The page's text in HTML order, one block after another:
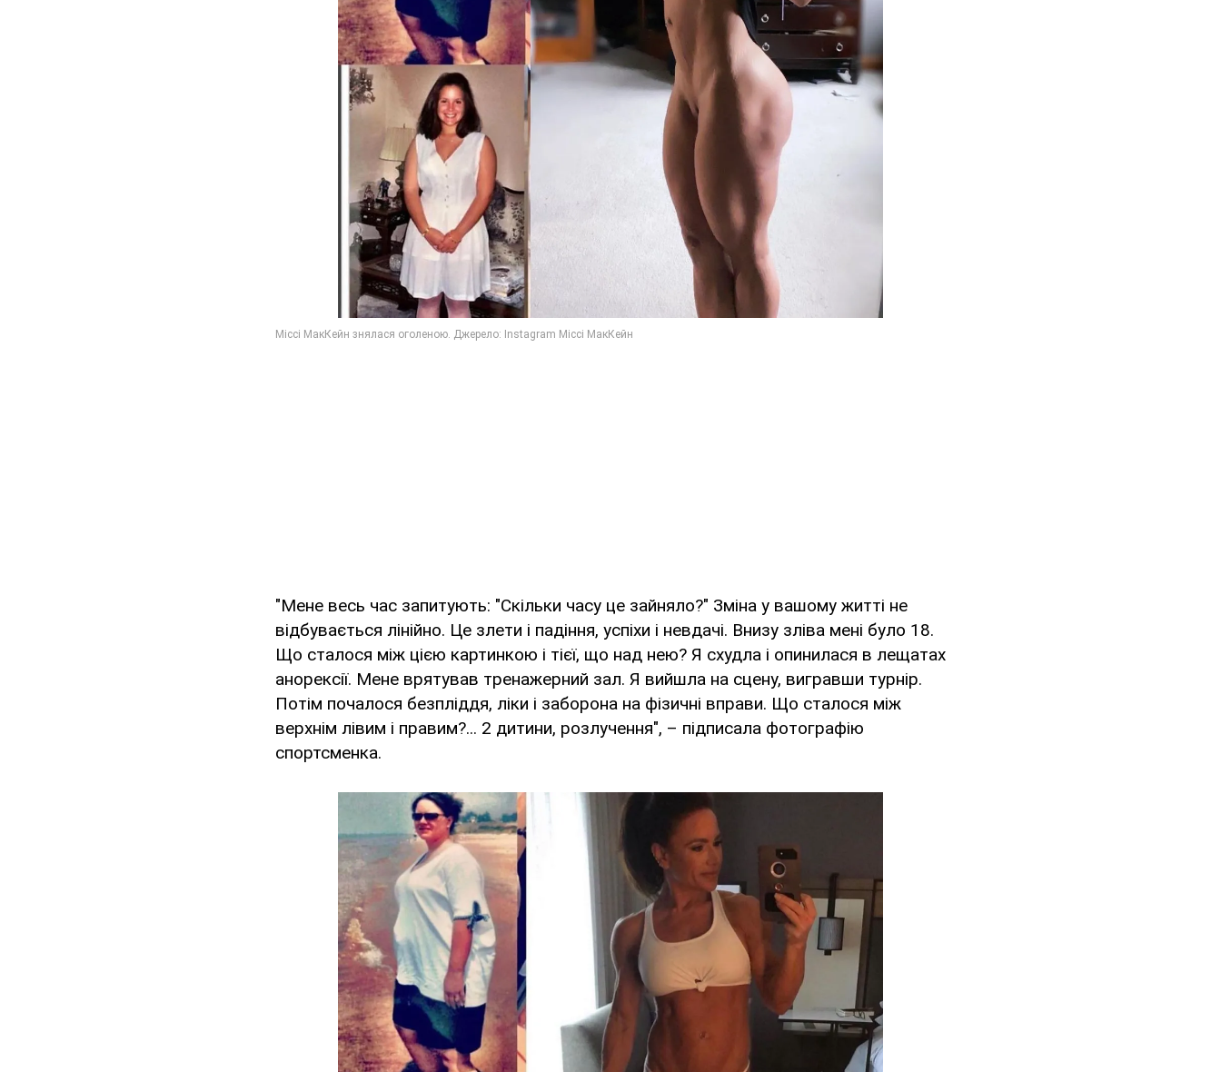
"Мене весь час запитують: "Скільки часу це зайняло?" Зміна у вашому житті не
відбувається лінійно. Це злети і падіння, успіхи і невдачі. Внизу зліва мені було 18.
Що сталося між цією картинкою і тієї, що над нею? Я схудла і опинилася в лещатах
анорексії. Мене врятував тренажерний зал. Я вийшла на сцену, вигравши турнір.
Потім почалося безпліддя, ліки і заборона на фізичні вправи. Що сталося між
верхнім лівим і правим?... 2 дитини, розлучення", – підписала фотографію
спортсменка.